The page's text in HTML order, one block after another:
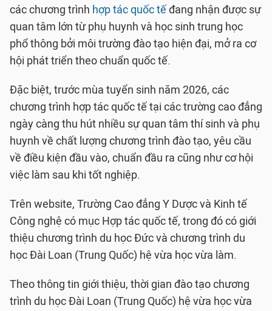
các chương trình hợp tác quốc tếđang nhận được sự
quan tâm lớn từ phụ huynh và học sinh trung học
phổ thông bởi môi trường đào tạo hiện đại, mở ra cơ
hội phát triển theo chuẩn quốc tế.
Đặc biệt, trước mùa tuyển sinh năm 2026, các
chương trình hợp tác quốc tế tại các trường cao đẳng
ngày càng thu hút nhiều sự quan tâm thí sinh và phụ
huynh về chất lượng chương trình đào tạo, yêu cầu
về điều kiện đầu vào, chuẩn đầu ra cũng như cơ hội
việc làm sau khi tốt nghiệp.
Trên website, Trường Cao đẳng Y Dược và Kinh tế
Công nghệ có mục Hợp tác quốc tế, trong đó có giới
thiệu chương trình du học Đức và chương trình du
học Đài Loan (Trung Quốc) hệ vừa học vừa làm.
Theo thông tin giới thiệu, thời gian đào tạo chương
trình du học Đài Loan (Trung Quốc) hệ vừa học vừa